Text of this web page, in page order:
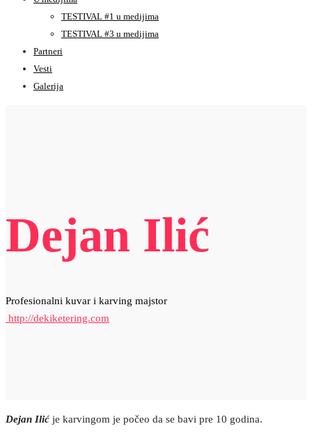
TESTIVAL #1 u medijima
TESTIVAL #3 u medijima
Partneri
Vesti
Galerija
Dejan Ilić
Profesionalni kuvar i karving majstor
http://dekiketering.com
Dejan Ilić je karvingom je počeo da se bavi pre 10 godina.